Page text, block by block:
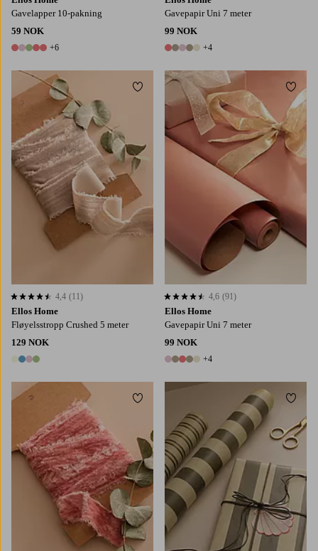
Gavelapper 10-pakning
59 NOK
11 farger
+6
Gavepapir Uni 7 meter
99 NOK
9 farger
+4
Ellos Home
Fløyelsstropp Crushed 5 meter
129 NOK
4 farger
4,4 basert på 11 karaktergivninger
4,4 (11)
Legg til favoritter
Ellos Home
Gavepapir Uni 7 meter
99 NOK
9 farger
+4
4,6 basert på 91 karaktergivninger
4,6 (91)
Legg til favoritter